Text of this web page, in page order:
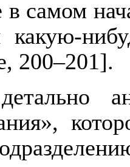
в самом
какую-
200–201].